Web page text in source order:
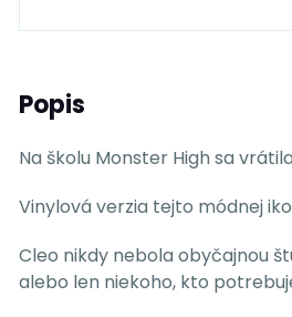
Popis
Na školu Monster High sa
Vinylová verzia tejto módnej
Cleo nikdy nebola obyčajnou
alebo len niekoho, kto